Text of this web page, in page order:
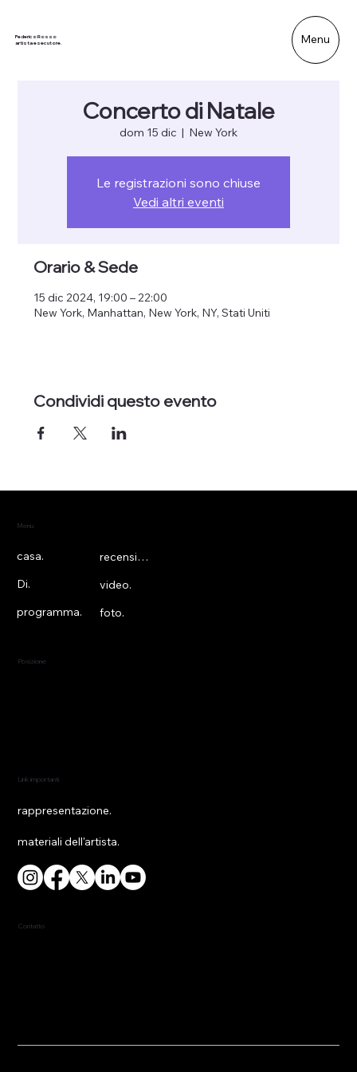
Federico Rosso
artista esecutore.
Menu
Concerto di Natale
dom 15 dic
  |
New York
Le registrazioni sono chiuse
Vedi altri eventi
Orario & Sede
15 dic 2024, 19:00 – 22:00
New York, Manhattan, New York, NY, Stati Uniti
Condividi questo evento
Menu
casa.
Di.
programma.
recensioni.
video.
foto.
Posizione
Link importanti
rappresentazione.
materiali dell'artista.
Contatto